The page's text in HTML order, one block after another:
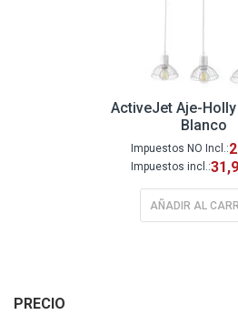
ActiveJet Aje-
Blanco
AÑADIR AL
PRECIO